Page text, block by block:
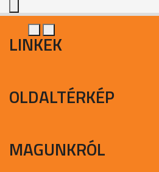
LINKEK
OLDALTÉRKÉP
MAGUNKRÓL